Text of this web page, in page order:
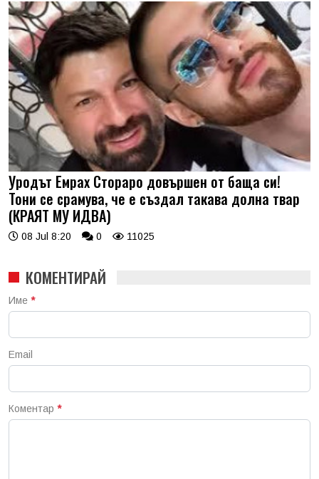
Уродът Емрах Стораро довършен от баща си!
Тони се срамува, че е създал такава долна твар
(КРАЯТ МУ ИДВА)
08 Jul 8:20 0 11025
КОМЕНТИРАЙ
Име *
Email
Коментар *